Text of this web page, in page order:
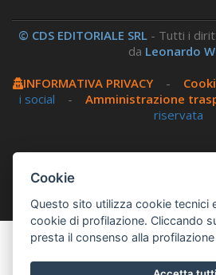
© CDS EDITORIALE SRL - Tutti i
da Leonardo
INFORMATIVA PRIVACY-
i social - Amministrazione
riservata
DISLESSIA,
Leggibilità.
Cookie
Questo sito utilizza cookie tecnici
cookie di profilazione. Cliccando
presta il consenso alla profilazione